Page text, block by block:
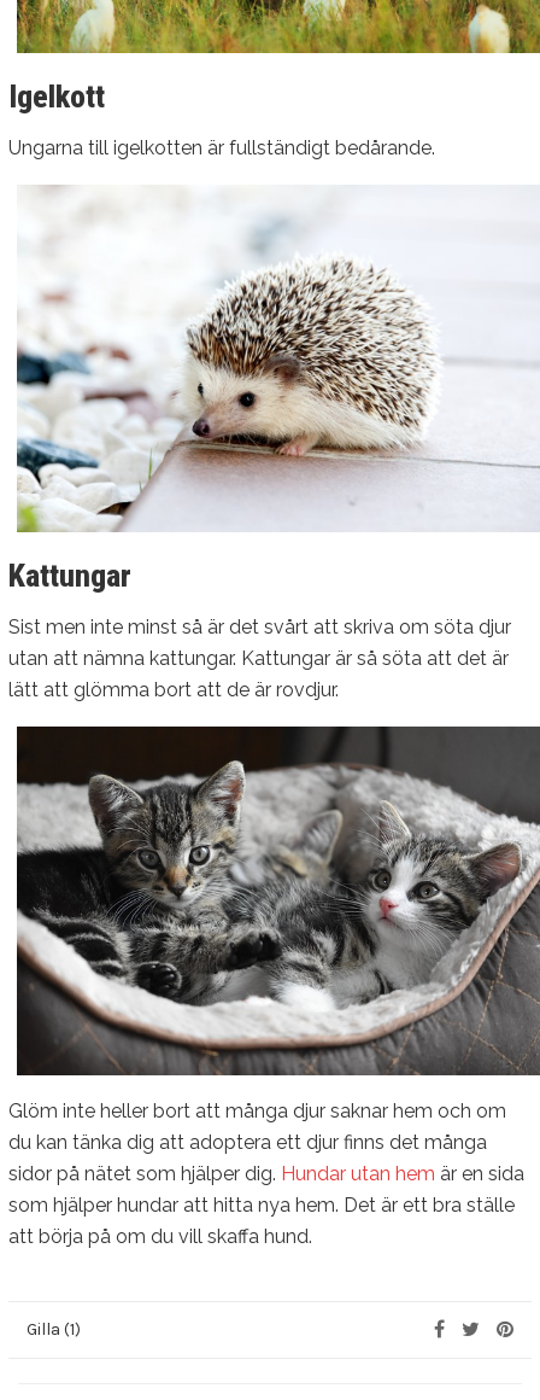
Igelkott
Ungarna till igelkotten är fullständigt bedårande.
Kattungar
Sist men inte minst så är det svårt att skriva om söta djur
utan att nämna kattungar. Kattungar är så söta att det är
lätt att glömma bort att de är rovdjur.
Glöm inte heller bort att många djur saknar hem och om
du kan tänka dig att adoptera ett djur finns det många
sidor på nätet som hjälper dig. Hundar utan hem är en sida
som hjälper hundar att hitta nya hem. Det är ett bra ställe
att börja på om du vill skaffa hund.
Gilla (1)